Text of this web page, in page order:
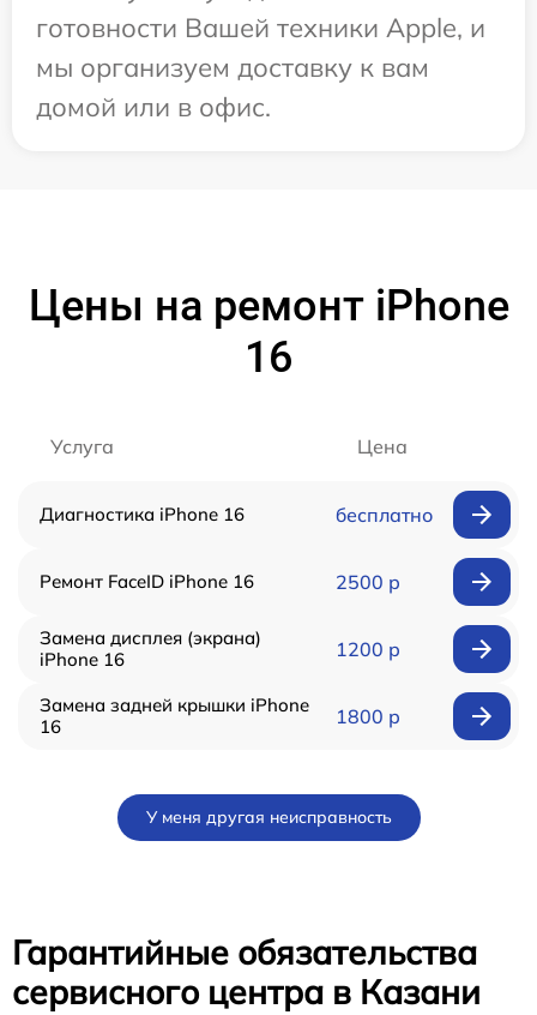
готовности Вашей техники Apple, и
мы организуем доставку к вам
домой или в офис.
Цены на ремонт iPhone
16
Услуга Цена
Диагностика iPhone 16 бесплатно
Ремонт FaceID iPhone 16 2500 р
Замена дисплея (экрана)
iPhone 16
1200 р
Замена задней крышки iPhone
16
1800 р
У меня другая неисправность
Гарантийные обязательства
сервисного центра в Казани